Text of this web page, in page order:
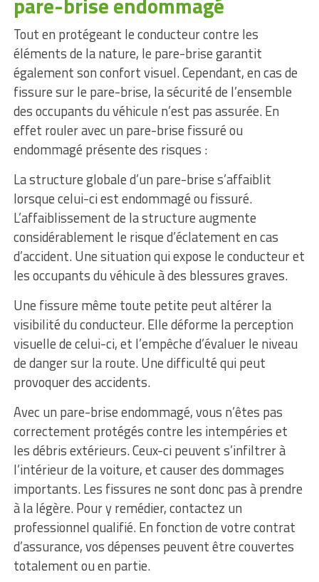
Tout en protégeant le conducteur contre les
éléments de la nature, le pare-brise garantit
également son confort visuel. Cependant, en cas de
fissure sur le pare-brise, la sécurité de l’ensemble
des occupants du véhicule n’est pas assurée. En
effet rouler avec un pare-brise fissuré ou
endommagé présente des risques :
La structure globale d’un pare-brise s’affaiblit
lorsque celui-ci est endommagé ou fissuré.
L’affaiblissement de la structure augmente
considérablement le risque d’éclatement en cas
d’accident. Une situation qui expose le conducteur et
les occupants du véhicule à des blessures graves.
Une fissure même toute petite peut altérer la
visibilité du conducteur. Elle déforme la perception
visuelle de celui-ci, et l’empêche d’évaluer le niveau
de danger sur la route. Une difficulté qui peut
provoquer des accidents.
Avec un pare-brise endommagé, vous n’êtes pas
correctement protégés contre les intempéries et
les débris extérieurs. Ceux-ci peuvent s’infiltrer à
l’intérieur de la voiture, et causer des dommages
importants. Les fissures ne sont donc pas à prendre
à la légère. Pour y remédier, contactez un
professionnel qualifié. En fonction de votre contrat
d’assurance, vos dépenses peuvent être couvertes
totalement ou en partie.